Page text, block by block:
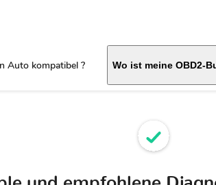
Auto kompatibel ? Wo ist meine OBD2-